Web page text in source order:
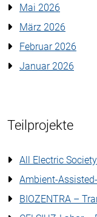
Mai 2026
März 2026
Februar 2026
Januar 2026
Teilprojekte
All Electric Society
Ambient-
BIOZENTRA –